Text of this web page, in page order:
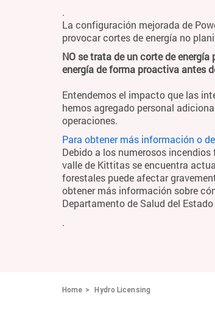
.
La configuración mejorada de
provocar cortes de energía no
NO se trata de un corte de
energía de forma proactiva antes
Entendemos el impacto que las
hemos agregado personal
operaciones.
Para obtener más información o
Debido a los numerosos
valle de Kittitas se encuentra
forestales puede afectar
obtener más información sobre
Departamento de Salud del
.
Home Hydro Licensing